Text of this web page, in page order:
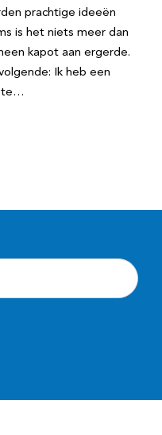
prachtige ideeën
is het niets meer dan
kapot aan ergerde.
Ik heb een
te…